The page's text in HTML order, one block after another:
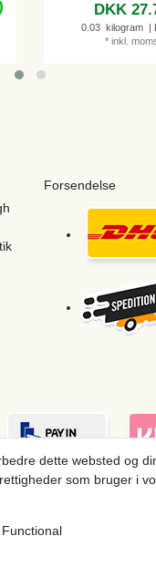
DKK
0.03 kilogram |
* inkl.
Forsendelse
dette websted og
som bruger i
Functional